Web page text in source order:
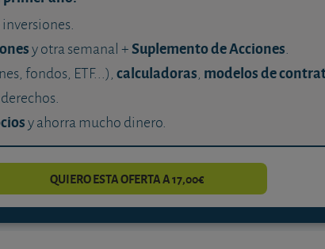
y otra semanal +Suplemento de Acciones.
fondos, ETF...),calculadoras, modelos de
y ahorra mucho dinero.
QUIERO ESTA OFERTA A 17,00€